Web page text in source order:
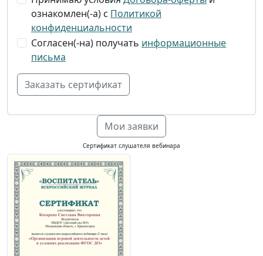
ознакомлен(-а) с Политикой
конфиденциальности
Согласен(-на) получать информационные
письма
Мои заявки
Сертификат слушателя вебинара